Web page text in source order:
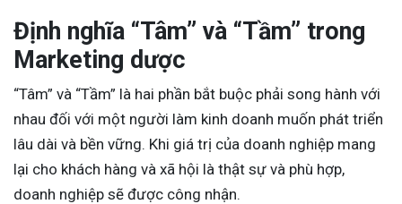
Định nghĩa “Tâm” và “Tầm” trong
Marketing dược
“Tâm” và “Tầm” là hai phần bắt buộc phải song hành với
nhau đối với một người làm kinh doanh muốn phát triển
lâu dài và bền vững. Khi giá trị của doanh nghiệp mang
lại cho khách hàng và xã hội là thật sự và phù hợp,
doanh nghiệp sẽ được công nhận.